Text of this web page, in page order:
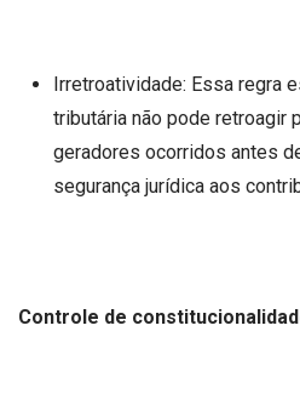
Irretroatividade: Essa regra
tributária não pode retroagir
geradores ocorridos antes
segurança jurídica aos
Controle de